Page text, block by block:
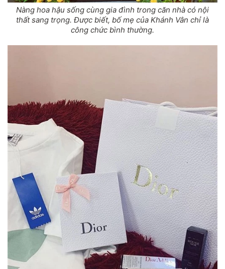
Nàng hoa hậu sống cùng gia đình trong căn nhà có nội
thất sang trọng. Được biết, bố mẹ của Khánh Vân chỉ là
công chức bình thường.